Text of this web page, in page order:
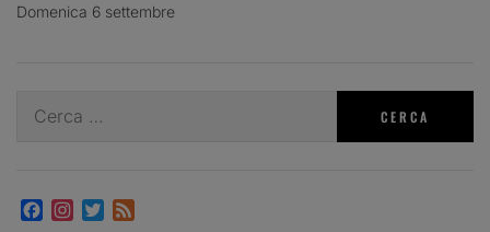
Domenica 6 settembre
per:
Facebook
Instagram
Twitter